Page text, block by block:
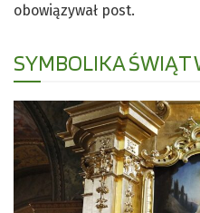
obowiązywał post.
SYMBOLIKA ŚWIĄT